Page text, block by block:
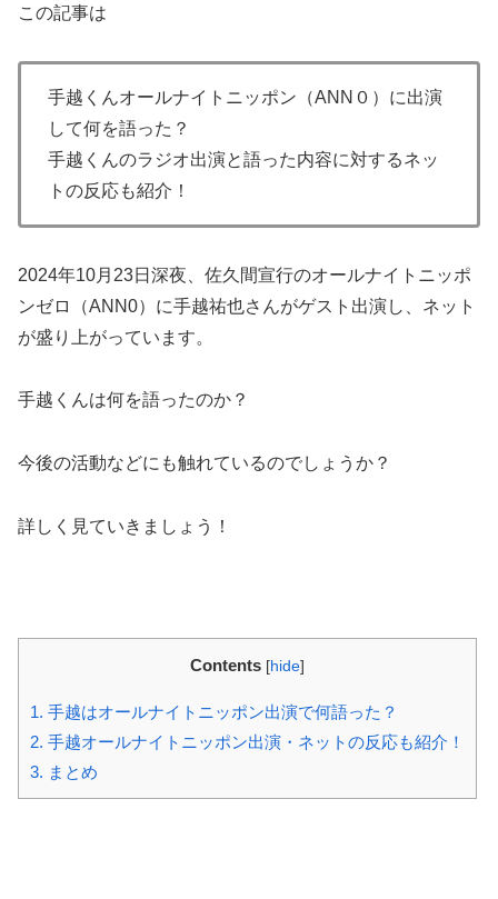
この記事は
手越くんオールナイトニッポン（ANN０）に出演
して何を語った？
手越くんのラジオ出演と語った内容に対するネッ
トの反応も紹介！
2024年10月23日深夜、佐久間宣行のオールナイトニッポ
ンゼロ（ANN0）に手越祐也さんがゲスト出演し、ネット
が盛り上がっています。
手越くんは何を語ったのか？
今後の活動などにも触れているのでしょうか？
詳しく見ていきましょう！
Contents [hide]
1. 手越はオールナイトニッポン出演で何語った？
2. 手越オールナイトニッポン出演・ネットの反応も紹介！
3. まとめ